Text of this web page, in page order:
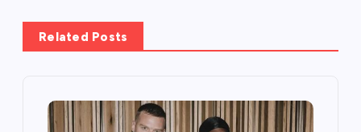
а
ц
Related Posts